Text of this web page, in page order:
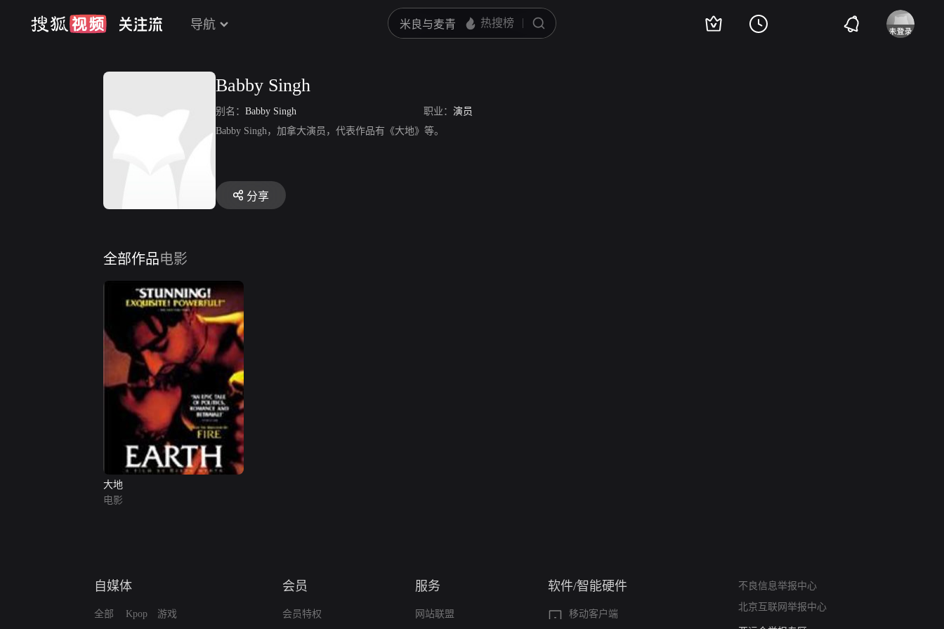
导航
Babby Singh
别名： Babby Singh 职业： 演员
Babby Singh，加拿大演员，代表作品有《大地》等。
分享
全部作品电影
大地
电影
自媒体
全部 Kpop 游戏
会员
会员特权
服务
网站联盟
软件/智能硬件
移动客户端
不良信息举报中心
北京互联网举报中心
算法推荐专项举报